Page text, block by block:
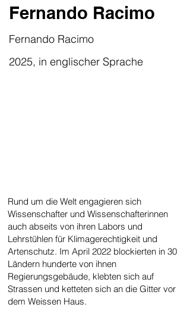
Fernando Racimo
Fernando Racimo
2025, in englischer Sprache
Rund um die Welt engagieren sich
Wissenschafter und Wissenschafterinnen
auch abseits von ihren Labors und
Lehrstühlen für Klimagerechtigkeit und
Artenschutz. Im April 2022 blockierten in 30
Ländern hunderte von ihnen
Regierungsgebäude, klebten sich auf
Strassen und ketteten sich an die Gitter vor
dem Weissen Haus.